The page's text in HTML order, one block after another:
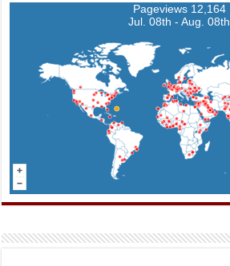
12,164 Pageviews
Jul. 08th - Aug. 08th